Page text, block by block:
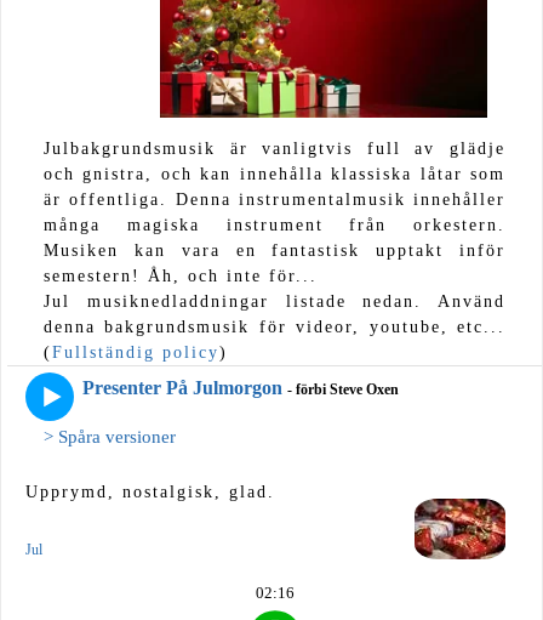
Julbakgrundsmusik är vanligtvis full av glädje
och gnistra, och kan innehålla klassiska låtar som
är offentliga. Denna instrumentalmusik innehåller
många magiska instrument från orkestern.
Musiken kan vara en fantastisk upptakt inför
semestern! Åh, och inte för...
Jul musiknedladdningar listade nedan. Använd
denna bakgrundsmusik för videor, youtube, etc...
(Fullständig policy)
Presenter På Julmorgon - förbi Steve Oxen
> Spåra versioner
Upprymd, nostalgisk, glad.
Jul
02:16